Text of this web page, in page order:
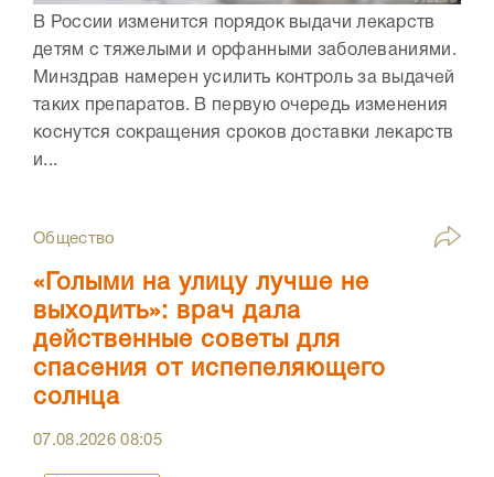
В России изменится порядок выдачи лекарств
детям с тяжелыми и орфанными заболеваниями.
Минздрав намерен усилить контроль за выдачей
таких препаратов. В первую очередь изменения
коснутся сокращения сроков доставки лекарств
и...
Общество
«Голыми на улицу лучше не
выходить»: врач дала
действенные советы для
спасения от испепеляющего
солнца
07.08.202608:05